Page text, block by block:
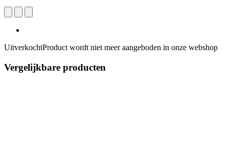
UitverkochtProduct wordt niet meer aangeboden in onze webshop
Vergelijkbare producten